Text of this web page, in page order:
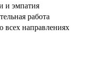
и эмпатия
работа
всех направлениях